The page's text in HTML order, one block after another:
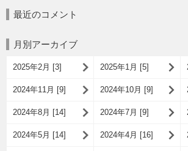
最近のコメント
月別アーカイブ
2025年2月 [3] 2025年1月 [5]
2024年11月 [9] 2024年10月 [9]
2024年8月 [14] 2024年7月 [9]
2024年5月 [14] 2024年4月 [16]